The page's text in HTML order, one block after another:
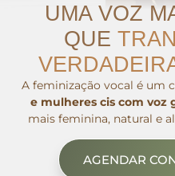
UMA VOZ
QUE
A feminização vocal é um
e mulheres cis com voz
mais feminina, natural e
AGENDAR